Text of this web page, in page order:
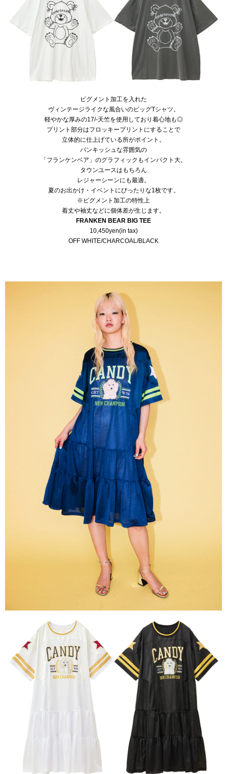
ピグメント加工を入れた
ヴィンテージライクな風合いのビッグTシャツ。
軽やかな厚みの17/-天竺を使用しており着心地も◎
プリント部分はフロッキープリントにすることで
立体的に仕上げている所がポイント。
パンキッシュな雰囲気の
「フランケンベア」のグラフィックもインパクト大。
タウンユースはもちろん
レジャーシーンにも最適。
夏のお出かけ・イベントにぴったりな1枚です。
※ピグメント加工の特性上
着丈や袖丈などに個体差が生じます。
FRANKEN BEAR BIG TEE
10,450yen(in tax)
OFF WHITE/CHARCOAL/BLACK